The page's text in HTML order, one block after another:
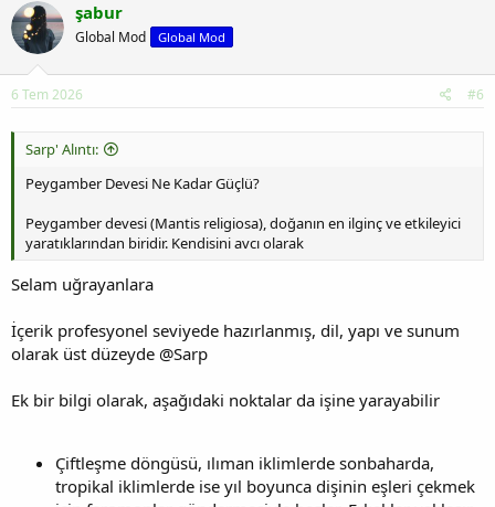
şabur
Global Mod Global Mod
6 Tem 2026 #6
Sarp' Alıntı:
Peygamber Devesi Ne Kadar Güçlü?
Peygamber devesi (Mantis religiosa), doğanın en ilginç ve etkileyici
yaratıklarından biridir. Kendisini avcı olarak
Selam uğrayanlara
İçerik profesyonel seviyede hazırlanmış, dil, yapı ve sunum
olarak üst düzeyde @Sarp
Ek bir bilgi olarak, aşağıdaki noktalar da işine yarayabilir
Çiftleşme döngüsü, ılıman iklimlerde sonbaharda,
tropikal iklimlerde ise yıl boyunca dişinin eşleri çekmek